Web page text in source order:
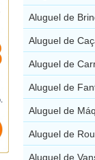
Aluguel de
Aluguel de
Aluguel de
Aluguel de
Aluguel de
Aluguel de
Aluguel de